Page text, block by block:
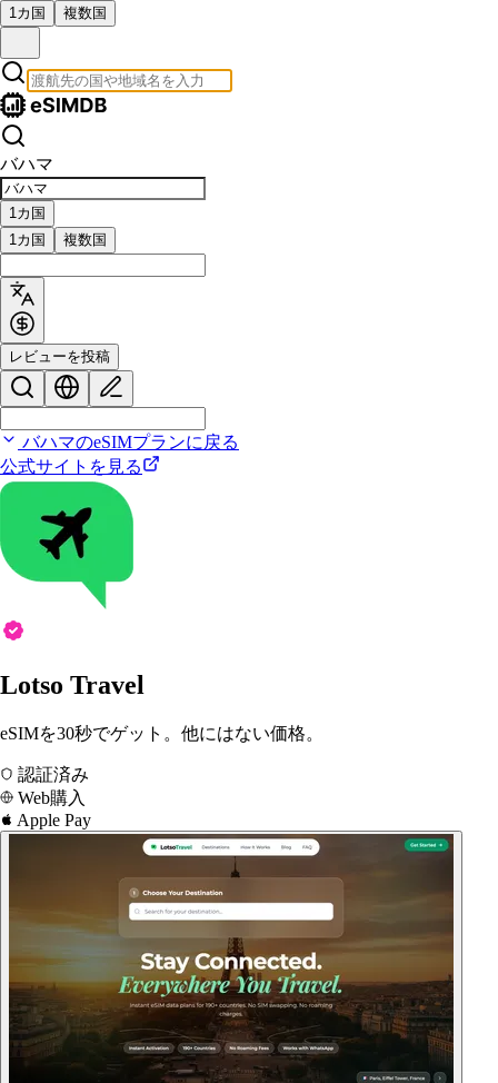
1カ国 複数国
バハマ
1カ国
1カ国
複数国
レビューを投稿
バハマのeSIMプランに戻る
公式サイトを見る
Lotso Travel
eSIMを30秒でゲット。他にはない価格。
認証済み
Web購入
Apple Pay